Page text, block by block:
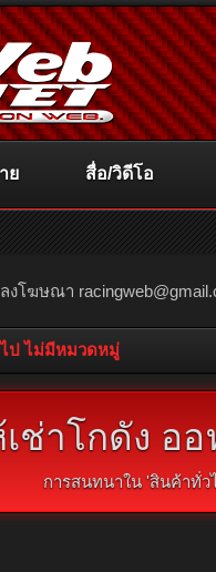
งโฆษณา
ป ไม่มีหมวดหมู่
เช่าโกดัง อ
การสนทนาใน 'สินค้าทั่ว
ย สื่อ/วิดีโอ